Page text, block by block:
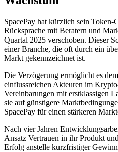
SpacePay hat kürzlich sein Token-
Rücksprache mit Beratern und
Quartal 2025 verschoben. Dieser
einer Branche, die oft durch ein
Markt gekennzeichnet ist.
Die Verzögerung ermöglicht es
einflussreichen Akteuren im
Vereinbarungen mit erstklassigen
sie auf günstigere
SpacePay für einen stärkeren
Nach vier Jahren
Ansatz Vertrauen in ihr Produkt
Erfolg anstelle kurzfristiger